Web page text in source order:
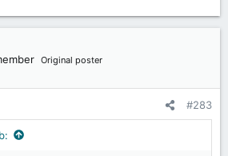
Original poster
#283